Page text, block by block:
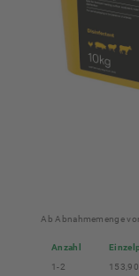
Ab Abnahmemenge
Anzahl
1-2
153,90